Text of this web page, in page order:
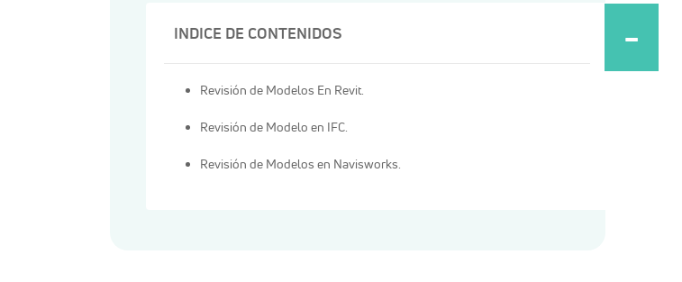
INDICE DE CONTENIDOS
Revisión de Modelos En Revit.
Revisión de Modelo en IFC.
Revisión de Modelos en Navisworks.